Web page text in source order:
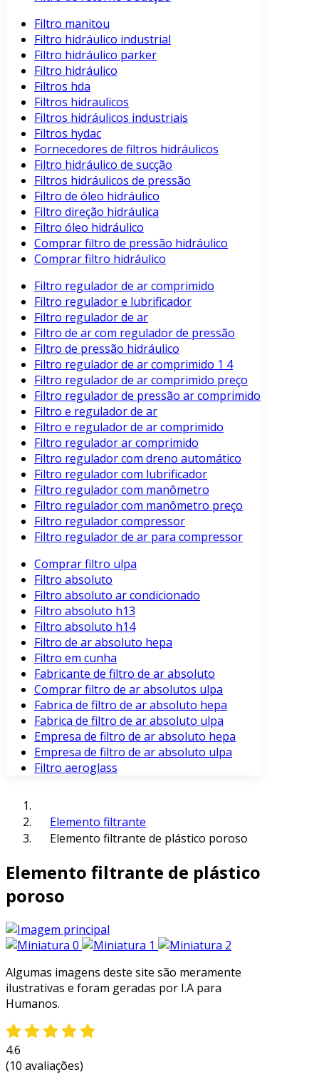
Filtro manitou
Filtro hidráulico industrial
Filtro hidráulico parker
Filtro hidráulico
Filtros hda
Filtros hidraulicos
Filtros hidráulicos industriais
Filtros hydac
Fornecedores de filtros hidráulicos
Filtro hidráulico de sucção
Filtros hidráulicos de pressão
Filtro de óleo hidráulico
Filtro direção hidráulica
Filtro óleo hidráulico
Comprar filtro de pressão hidráulico
Comprar filtro hidráulico
Filtro regulador de ar comprimido
Filtro regulador e lubrificador
Filtro regulador de ar
Filtro de ar com regulador de pressão
Filtro de pressão hidráulico
Filtro regulador de ar comprimido 1 4
Filtro regulador de ar comprimido preço
Filtro regulador de pressão ar comprimido
Filtro e regulador de ar
Filtro e regulador de ar comprimido
Filtro regulador ar comprimido
Filtro regulador com dreno automático
Filtro regulador com lubrificador
Filtro regulador com manômetro
Filtro regulador com manômetro preço
Filtro regulador compressor
Filtro regulador de ar para compressor
Comprar filtro ulpa
Filtro absoluto
Filtro absoluto ar condicionado
Filtro absoluto h13
Filtro absoluto h14
Filtro de ar absoluto hepa
Filtro em cunha
Fabricante de filtro de ar absoluto
Comprar filtro de ar absolutos ulpa
Fabrica de filtro de ar absoluto hepa
Fabrica de filtro de ar absoluto ulpa
Empresa de filtro de ar absoluto hepa
Empresa de filtro de ar absoluto ulpa
Filtro aeroglass
Elemento filtrante
Elemento filtrante de plástico poroso
Elemento filtrante de plástico
poroso
Algumas imagens deste site são meramente
ilustrativas e foram geradas por I.A para
Humanos.
4.6
(10 avaliações)